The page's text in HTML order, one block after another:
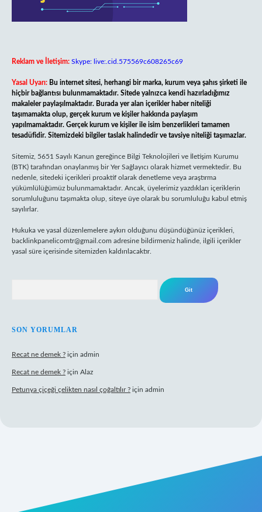
Reklam ve İletişim: Skype: live:.cid.575569c608265c69
Yasal Uyarı: Bu internet sitesi, herhangi bir marka, kurum veya şahıs şirketi ile
hiçbir bağlantısı bulunmamaktadır. Sitede yalnızca kendi hazırladığımız
makaleler paylaşılmaktadır. Burada yer alan içerikler haber niteliği
taşımamakta olup, gerçek kurum ve kişiler hakkında paylaşım
yapılmamaktadır. Gerçek kurum ve kişiler ile isim benzerlikleri tamamen
tesadüfidir. Sitemizdeki bilgiler taslak halindedir ve tavsiye niteliği taşımazlar.
Sitemiz, 5651 Sayılı Kanun gereğince Bilgi Teknolojileri ve İletişim Kurumu
(BTK) tarafından onaylanmış bir Yer Sağlayıcı olarak hizmet vermektedir. Bu
nedenle, sitedeki içerikleri proaktif olarak denetleme veya araştırma
yükümlülüğümüz bulunmamaktadır. Ancak, üyelerimiz yazdıkları içeriklerin
sorumluluğunu taşımakta olup, siteye üye olarak bu sorumluluğu kabul etmiş
sayılırlar.
Hukuka ve yasal düzenlemelere aykırı olduğunu düşündüğünüz içerikleri,
backlinkpanelicomtr@gmail.com adresine bildirmeniz halinde, ilgili içerikler
yasal süre içerisinde sitemizden kaldırılacaktır.
SON YORUMLAR
Recat ne demek ? için admin
Recat ne demek ? için Alaz
Petunya çiçeği çelikten nasıl çoğaltılır ? için admin